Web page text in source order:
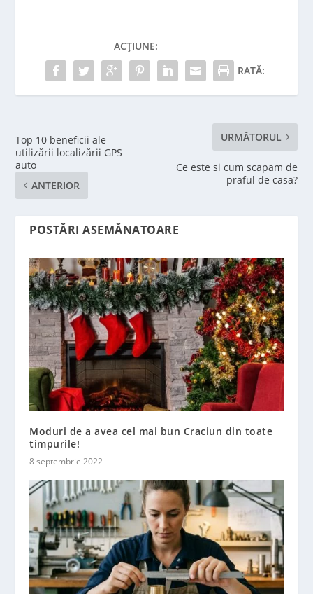
ACȚIUNE:
RATĂ:
Top 10 beneficii ale
utilizării localizării GPS
auto
ANTERIOR
URMĂTORUL
Ce este si cum scapam de
praful de casa?
POSTĂRI ASEMĂNATOARE
Moduri de a avea cel mai bun Craciun din toate
timpurile!
8 septembrie 2022